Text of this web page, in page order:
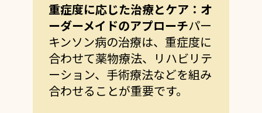
重症度に応じた治療とケア：オ
ーダーメイドのアプローチパー
キンソン病の治療は、重症度に
合わせて薬物療法、リハビリテ
ーション、手術療法などを組み
合わせることが重要です。